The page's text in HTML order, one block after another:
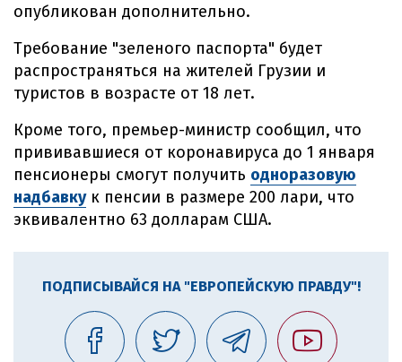
опубликован дополнительно.
Требование "зеленого паспорта" будет
распространяться на жителей Грузии и
туристов в возрасте от 18 лет.
Кроме того, премьер-министр сообщил, что
прививавшиеся от коронавируса до 1 января
пенсионеры смогут получить одноразовую
надбавкук пенсии в размере 200 лари, что
эквивалентно 63 долларам США.
ПОДПИСЫВАЙСЯ НА "ЕВРОПЕЙСКУЮ ПРАВДУ"!